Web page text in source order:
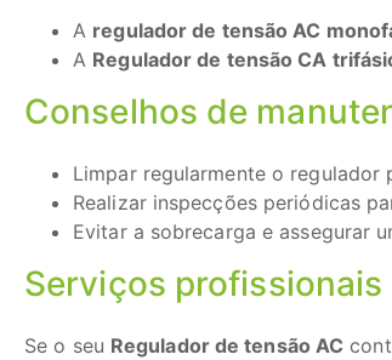
A regulador de tensão AC
A Regulador de tensão CA
Conselhos de
Limpar regularmente o regulador
Realizar inspecções periódicas
Evitar a sobrecarga e assegurar
Serviços
Se o seu Regulador de tensão AC